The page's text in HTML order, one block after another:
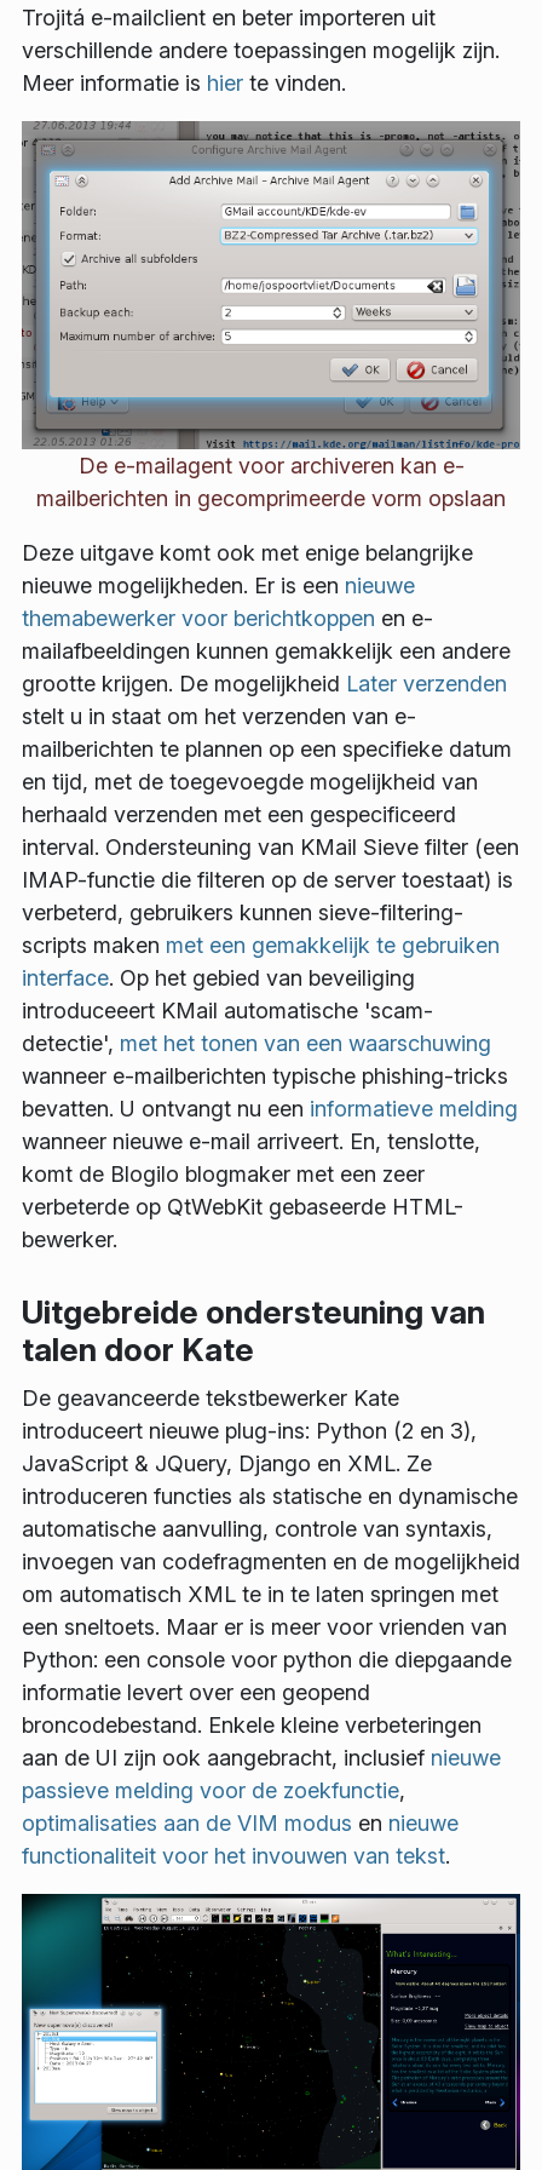
Trojitá e-mailclient en beter importeren uit
verschillende andere toepassingen mogelijk zijn.
Meer informatie is hier te vinden.
De e-mailagent voor archiveren kan e-
mailberichten in gecomprimeerde vorm opslaan
Deze uitgave komt ook met enige belangrijke
nieuwe mogelijkheden. Er is een nieuwe
themabewerker voor berichtkoppen en e-
mailafbeeldingen kunnen gemakkelijk een andere
grootte krijgen. De mogelijkheid Later verzenden
stelt u in staat om het verzenden van e-
mailberichten te plannen op een specifieke datum
en tijd, met de toegevoegde mogelijkheid van
herhaald verzenden met een gespecificeerd
interval. Ondersteuning van KMail Sieve filter (een
IMAP-functie die filteren op de server toestaat) is
verbeterd, gebruikers kunnen sieve-filtering-
scripts maken met een gemakkelijk te gebruiken
interface. Op het gebied van beveiliging
introduceeert KMail automatische 'scam-
detectie', met het tonen van een waarschuwing
wanneer e-mailberichten typische phishing-tricks
bevatten. U ontvangt nu een informatieve melding
wanneer nieuwe e-mail arriveert. En, tenslotte,
komt de Blogilo blogmaker met een zeer
verbeterde op QtWebKit gebaseerde HTML-
bewerker.
Uitgebreide ondersteuning van
talen door Kate
De geavanceerde tekstbewerker Kate
introduceert nieuwe plug-ins: Python (2 en 3),
JavaScript & JQuery, Django en XML. Ze
introduceren functies als statische en dynamische
automatische aanvulling, controle van syntaxis,
invoegen van codefragmenten en de mogelijkheid
om automatisch XML te in te laten springen met
een sneltoets. Maar er is meer voor vrienden van
Python: een console voor python die diepgaande
informatie levert over een geopend
broncodebestand. Enkele kleine verbeteringen
aan de UI zijn ook aangebracht, inclusief nieuwe
passieve melding voor de zoekfunctie,
optimalisaties aan de VIM modus en nieuwe
functionaliteit voor het invouwen van tekst.